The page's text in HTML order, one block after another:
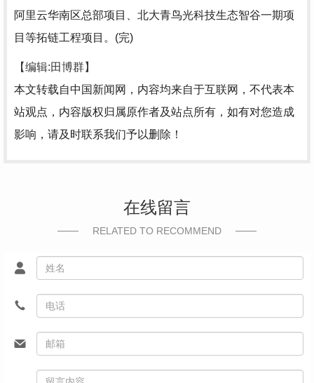
阿里云华南区总部项目、北大青鸟光科技生态智谷一期项
目等拓链工程项目。(完)
【编辑:田博群】
本文转载自中国新闻网，内容均来自于互联网，不代表本
站观点，内容版权归属原作者及站点所有，如有对您造成
影响，请及时联系我们予以删除！
在线留言
RELATED TO RECOMMEND